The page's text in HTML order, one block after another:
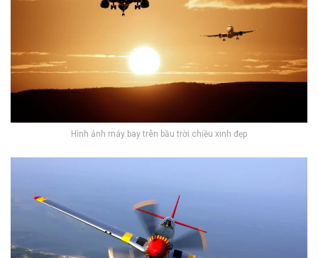
Hình ảnh máy bay trên bầu trời chiều xinh đẹp